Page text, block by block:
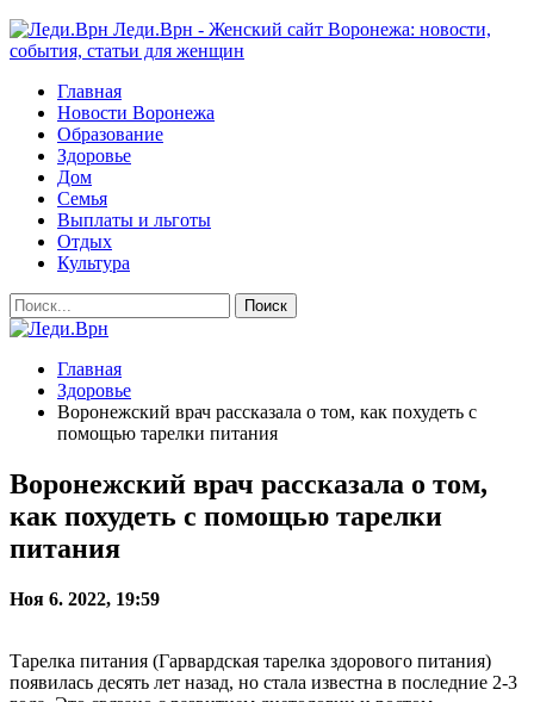
Леди.Врн - Женский сайт Воронежа: новости,
события, статьи для женщин
Главная
Новости Воронежа
Образование
Здоровье
Дом
Семья
Выплаты и льготы
Отдых
Культура
Главная
Здоровье
Воронежский врач рассказала о том, как похудеть с
помощью тарелки питания
Воронежский врач рассказала о том,
как похудеть с помощью тарелки
питания
Ноя 6. 2022, 19:59
Тарелка питания (Гарвардская тарелка здорового питания)
появилась десять лет назад, но стала известна в последние 2-3